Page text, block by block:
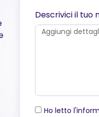
Descrivici il tuo
Ho letto